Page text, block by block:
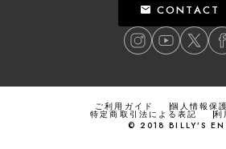
CONTACT
ご利用ガイド 個人情報保
特定商取引法による表記
利
© 2018 BILLY’S